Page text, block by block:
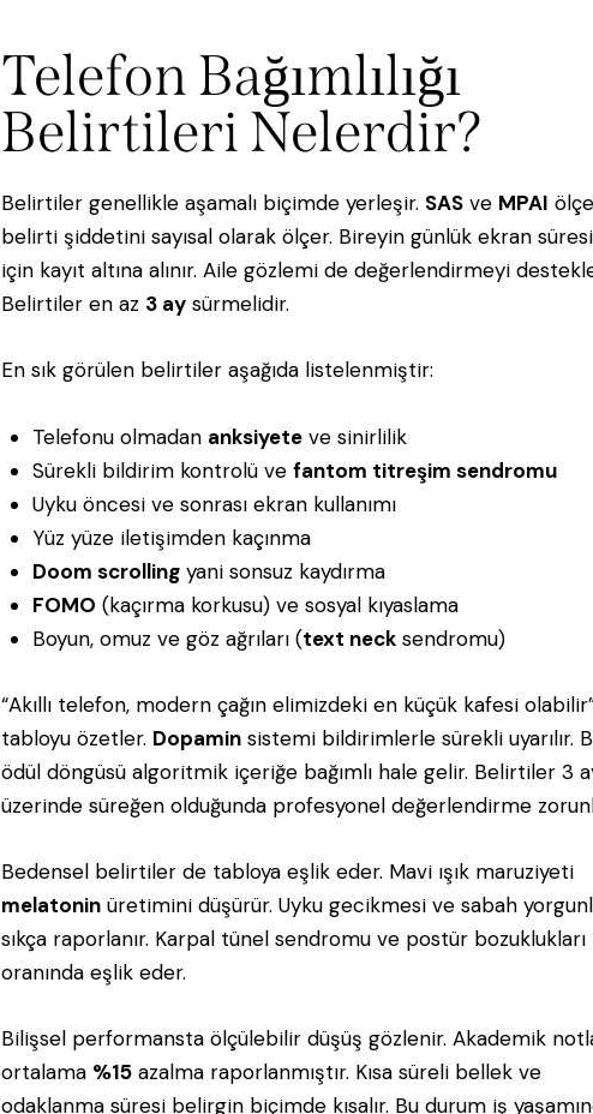
Telefon Bağımlılığı
Belirtileri Nelerdir?
Belirtiler genellikle aşamalı biçimde yerleşir. SAS ve MPAI
belirti şiddetini sayısal olarak ölçer. Bireyin günlük ekran
için kayıt altına alınır. Aile gözlemi de değerlendirmeyi
Belirtiler en az 3 ay sürmelidir.
En sık görülen belirtiler aşağıda listelenmiştir:
Telefonu olmadan anksiyeteve sinirlilik
Sürekli bildirim kontrolü ve fantom titreşim sendromu
Uyku öncesi ve sonrası ekran kullanımı
Yüz yüze iletişimden kaçınma
Doom scrollingyani sonsuz kaydırma
FOMO (kaçırma korkusu) ve sosyal kıyaslama
Boyun, omuz ve göz ağrıları (text necksendromu)
“Akıllı telefon, modern çağın elimizdeki en küçük kafesi
tabloyu özetler. Dopamin sistemi bildirimlerle sürekli uyarılır.
ödül döngüsü algoritmik içeriğe bağımlı hale gelir. Belirtiler 3
üzerinde süreğen olduğunda profesyonel değerlendirme
Bedensel belirtiler de tabloya eşlik eder. Mavi ışık maruziyeti
melatonin üretimini düşürür. Uyku gecikmesi ve sabah
sıkça raporlanır. Karpal tünel sendromu ve postür bozuklukları
oranında eşlik eder.
Bilişsel performansta ölçülebilir düşüş gözlenir. Akademik
ortalama %15 azalma raporlanmıştır. Kısa süreli bellek ve
odaklanma süresi belirgin biçimde kısalır. Bu durum iş